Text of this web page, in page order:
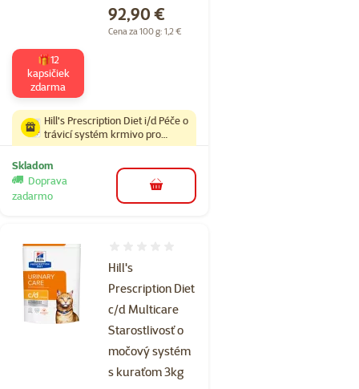
Cena
92,90 €
Cena za 100 g: 1,2 €
🎁12
kapsičiek
zdarma
Hill's Prescription Diet i/d Péče o
trávicí systém krmivo pro
kočky s kuřetem 8 kg
Skladom
Doprava
zadarmo
do košíka
Hill's
Prescription Diet
c/d Multicare
Starostlivosť o
močový systém
s kuraťom 3kg